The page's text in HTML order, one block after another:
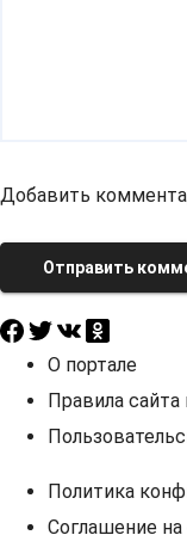
Добавить
Отправить
О портале
Правила
Политика
Соглашение